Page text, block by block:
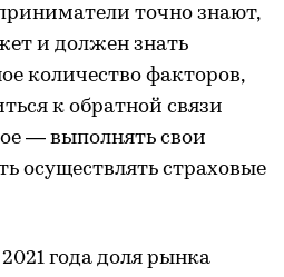
точно знают,
и должен знать
количество факторов,
к обратной связи
— выполнять свои
осуществлять страховые
года доля рынка